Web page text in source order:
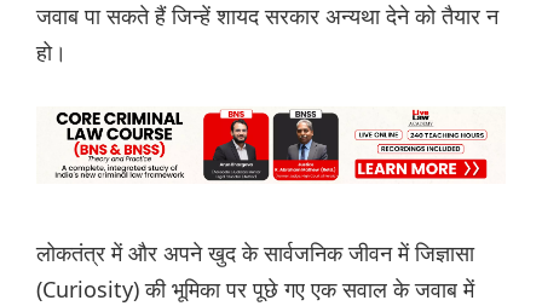
जवाब पा सकते हैं जिन्हें शायद सरकार अन्यथा देने को तैयार न
हो।
लोकतंत्र में और अपने खुद के सार्वजनिक जीवन में जिज्ञासा
(Curiosity) की भूमिका पर पूछे गए एक सवाल के जवाब में